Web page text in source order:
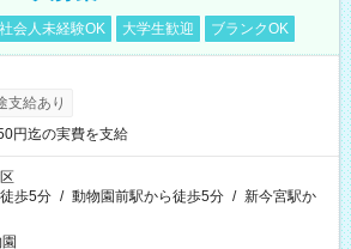
社会人未経験OK 大学生歓迎 ブランクOK
支給あり
円迄の実費を支給
歩5分 / 動物園前駅から徒歩5分 / 新今宮駅か